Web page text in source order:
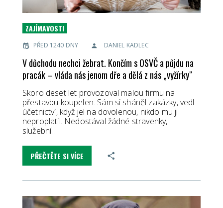
ZAJÍMAVOSTI
PŘED 1240 DNY DANIEL KADLEC
V důchodu nechci žebrat. Končím s OSVČ a půjdu na
pracák – vláda nás jenom dře a dělá z nás „vyžírky“
Skoro deset let provozoval malou firmu na
přestavbu koupelen. Sám si sháněl zakázky, vedl
účetnictví, když jel na dovolenou, nikdo mu ji
neproplatil. Nedostával žádné stravenky,
služební…
PŘEČTĚTE SI VÍCE